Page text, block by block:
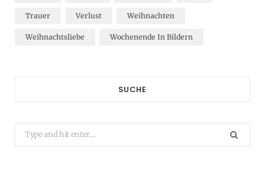
Trauer Verlust Weihnachten
Weihnachtsliebe Wochenende In Bildern
SUCHE
Search
for: